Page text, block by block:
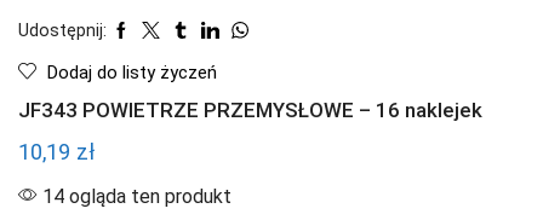
Udostępnij:
Dodaj do listy życzeń
JF343 POWIETRZE PRZEMYSŁOWE – 16 naklejek
10,19 zł
14 ogląda ten produkt